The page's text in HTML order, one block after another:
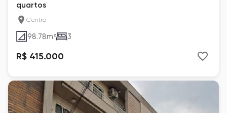
quartos
Centro
98.78m² 3
R$ 415.000